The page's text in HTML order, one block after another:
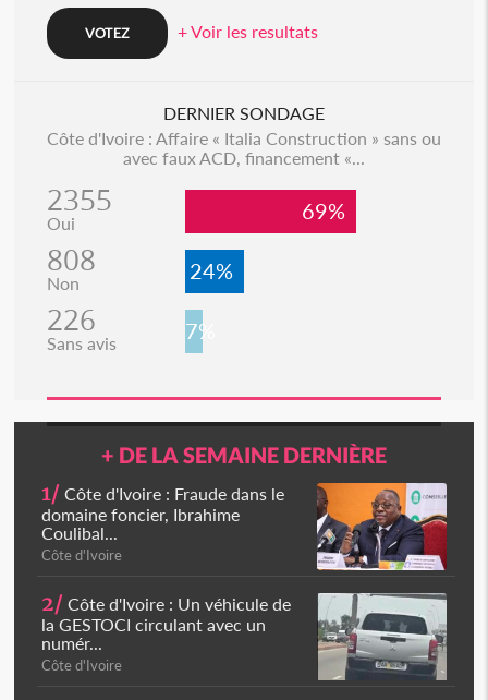
+ Voir les resultats
DERNIER SONDAGE
Côte d'Ivoire : Affaire « Italia Construction » sans ou
avec faux ACD, financement «...
2355
Oui 69%
808
Non 24%
226
Sans avis 7%
+ DE LA SEMAINE DERNIÈRE
1/ Côte d'Ivoire : Fraude dans le
domaine foncier, Ibrahime
Coulibal...
Côte d'Ivoire
2/ Côte d'Ivoire : Un véhicule de
la GESTOCI circulant avec un
numér...
Côte d'Ivoire